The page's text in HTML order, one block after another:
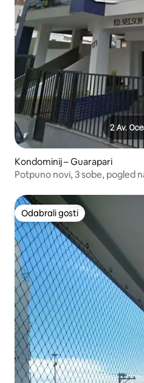
Kondominij – Guarapari
Potpuno novi, 3 sobe, pogled
Odabrali gosti
Odabrali gosti